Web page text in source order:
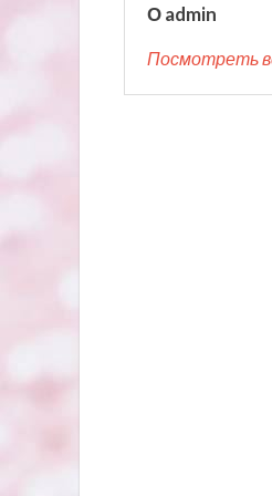
О admin
Посмотреть